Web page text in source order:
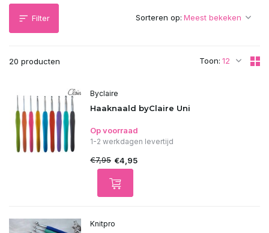
Filter
20 producten Toon:
Sorteren op:
Byclaire
Haaknaald byClaire Uni
Op voorraad
1-2 werkdagen levertijd
€7,95 €4,95
Knitpro